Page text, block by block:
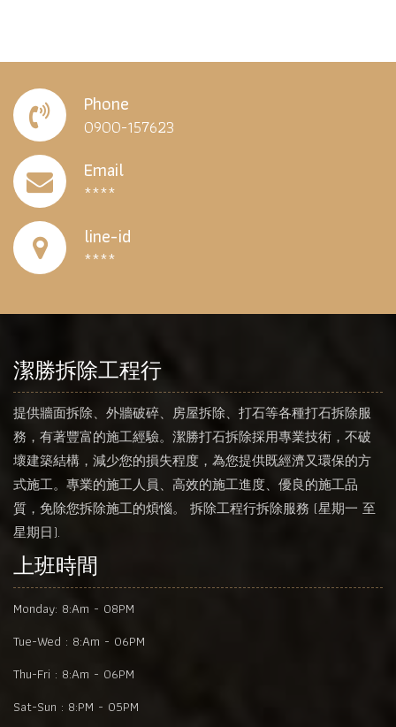
Phone
0900-157623
Email
****
line-id
****
潔勝拆除工程行
提供牆面拆除、外牆破碎、房屋拆除、打石等各種打石拆除服
務，有著豐富的施工經驗。潔勝打石拆除採用專業技術，不破
壞建築結構，減少您的損失程度，為您提供既經濟又環保的方
式施工。專業的施工人員、高效的施工進度、優良的施工品
質，免除您拆除施工的煩惱。 拆除工程行拆除服務 (星期一 至
星期日).
上班時間
Monday: 8:Am - 08PM
Tue-Wed : 8:Am - 06PM
Thu-Fri : 8:Am - 06PM
Sat-Sun : 8:PM - 05PM